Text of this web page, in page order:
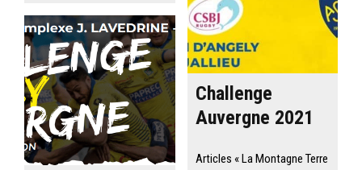
Challenge
Auvergne 2021
Articles « La Montagne Terre